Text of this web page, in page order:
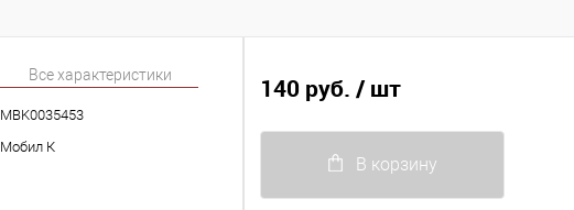
Все характеристики
MBK0035453
Мобил К
140 руб. / шт
В корзину